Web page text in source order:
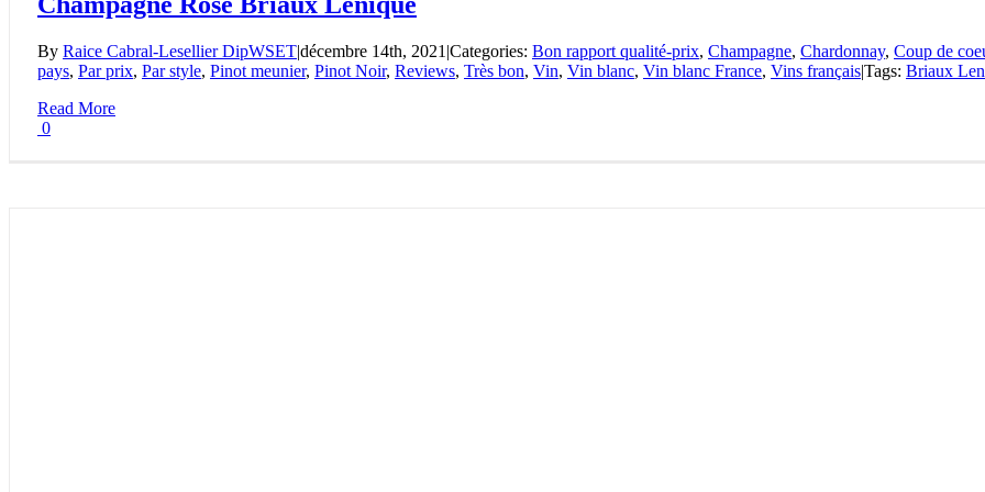
By Raice Cabral-Lesellier DipWSET|décembre 14th, 2021 |Categories: Bon rapport qualité-prix, Champagne, Chardonnay, Coup de
pays, Par prix, Par style, Pinot meunier, Pinot Noir, Reviews, Très bon, Vin, Vin blanc, Vin blanc France, Vins français|Tags: Briaux
Read More
0